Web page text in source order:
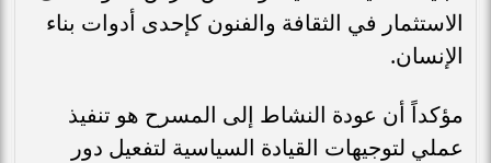
الاستثمار في الثقافة والفنون كإحدى أدوات بناء
الإنسان.
مؤكداً أن عودة النشاط إلى المسرح هو تنفيذ
عملي لتوجيهات القيادة السياسية لتفعيل دور